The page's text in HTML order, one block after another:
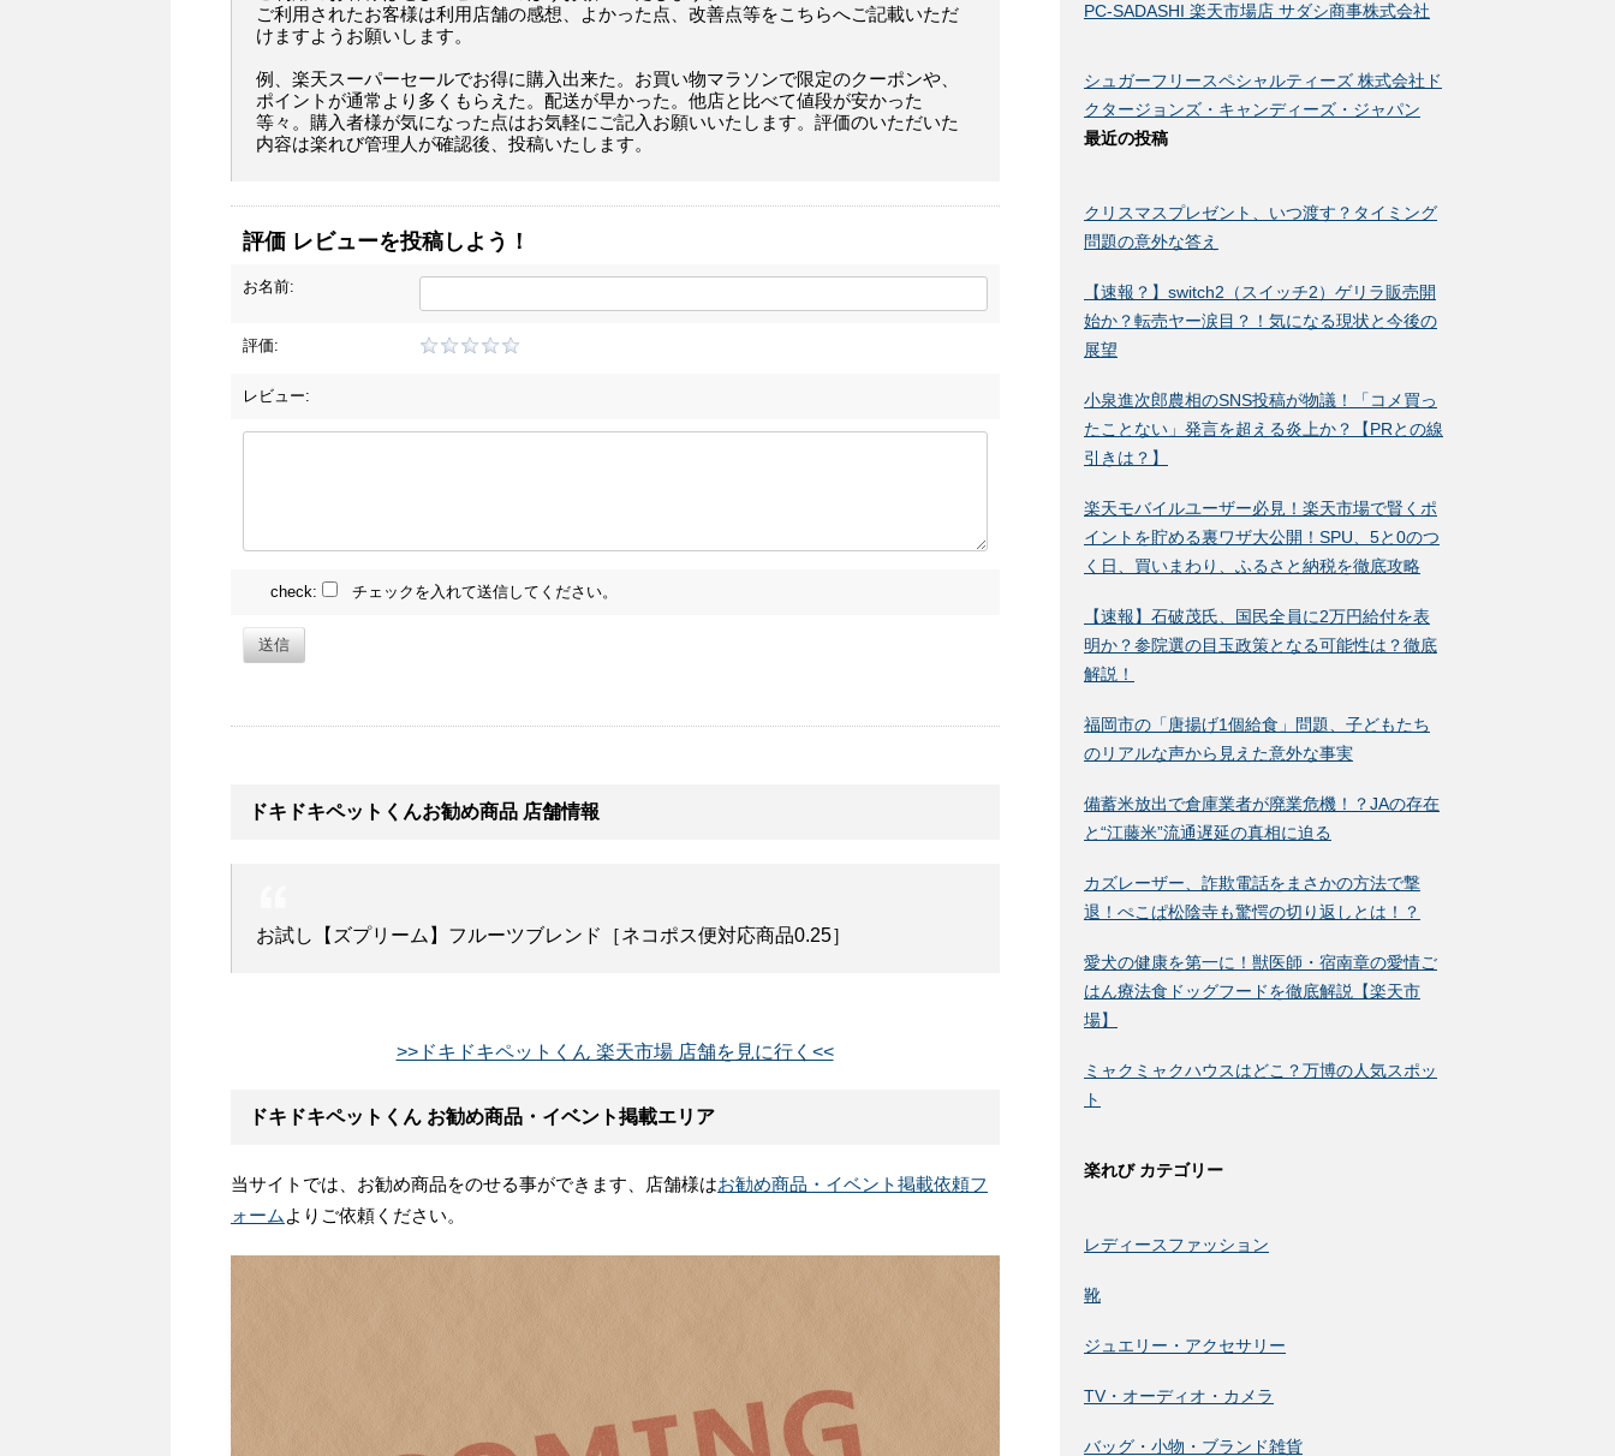
ご利用されたお客様は利用店舗の感想、よかった点、改善点等をこちらへご記載いただ
けますようお願いします。
例、楽天スーパーセールでお得に購入出来た。お買い物マラソンで限定のクーポンや、
ポイントが通常より多くもらえた。配送が早かった。他店と比べて値段が安かった
等々。購入者様が気になった点はお気軽にご記入お願いいたします。評価のいただいた
内容は楽れび管理人が確認後、投稿いたします。
評価 レビューを投稿しよう！
お名前:
評価:
レビュー:
check: チェックを入れて送信してください。
送信
ドキドキペットくんお勧め商品 店舗情報
お試し【ズプリーム】フルーツブレンド［ネコポス便対応商品0.25］
>>ドキドキペットくん 楽天市場 店舗を見に行く<<
ドキドキペットくん お勧め商品・イベント掲載エリア
当サイトでは、お勧め商品をのせる事ができます、店舗様はお勧め商品・イベント掲載依頼フ
ォーム よりご依頼ください。
PC-SADASHI 楽天市場店 サダシ商事株式会社
シュガーフリースペシャルティーズ 株式会社ド
クタージョンズ・キャンディーズ・ジャパン
最近の投稿
クリスマスプレゼント、いつ渡す？タイミング
問題の意外な答え
【速報？】switch2（スイッチ2）ゲリラ販売開
始か？転売ヤー涙目？！気になる現状と今後の
展望
小泉進次郎農相のSNS投稿が物議！「コメ買っ
たことない」発言を超える炎上か？【PRとの線
引きは？】
楽天モバイルユーザー必見！楽天市場で賢くポ
イントを貯める裏ワザ大公開！SPU、5と0のつ
く日、買いまわり、ふるさと納税を徹底攻略
【速報】石破茂氏、国民全員に2万円給付を表
明か？参院選の目玉政策となる可能性は？徹底
解説！
福岡市の「唐揚げ1個給食」問題、子どもたち
のリアルな声から見えた意外な事実
備蓄米放出で倉庫業者が廃業危機！？JAの存在
と“江藤米”流通遅延の真相に迫る
カズレーザー、詐欺電話をまさかの方法で撃
退！ぺこぱ松陰寺も驚愕の切り返しとは！？
愛犬の健康を第一に！獣医師・宿南章の愛情ご
はん療法食ドッグフードを徹底解説【楽天市
場】
ミャクミャクハウスはどこ？万博の人気スポッ
ト
楽れび カテゴリー
レディースファッション
靴
ジュエリー・アクセサリー
TV・オーディオ・カメラ
バッグ・小物・ブランド雑貨